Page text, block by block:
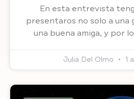
En esta entrevista
presentaros no solo a una
una buena amiga, y por
Julia Del Olmo 1